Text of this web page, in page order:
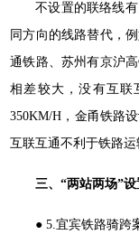
不设置的联络线
同方向的线路替代，
通铁路、苏州有京沪
相差较大，没有互联
350KM/H，金甬铁路
互联互通不利于铁路运
三、“两站两场”
● 5.宜宾铁路骑跨